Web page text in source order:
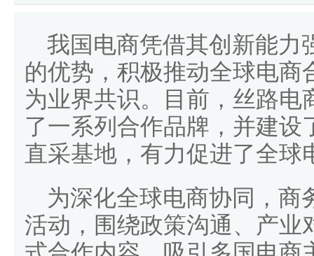
我国电商凭借其创新能力
的优势，积极推动全球电商
为业界共识。目前，丝路电
了一系列合作品牌，并建设
直采基地，有力促进了全球
为深化全球电商协同，商
活动，围绕政策沟通、产业